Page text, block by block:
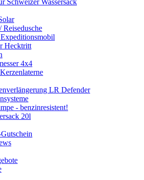
Schweizer Wassersack
Reisedusche
Hecktritt
4x4
LR Defender
- benzinresistent!
20l